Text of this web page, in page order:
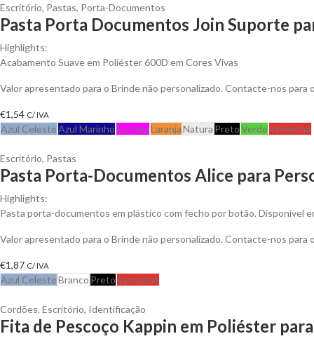
Escritório, Pastas, Porta-Documentos
Pasta Porta Documentos Join Suporte
Highlights:
Acabamento Suave em Poliéster 600D em Cores Vivas
Valor apresentado para o Brinde não personalizado. Contacte-nos
€1,54 C/ IVA
Azul CelesteAzul MarinhoFuchsiaLaranjaNatura PretoVerdeVermelho
Escritório, Pastas
Pasta Porta-Documentos Alice para
Highlights:
Pasta porta-documentos em plástico com fecho por botão. Disponível
Valor apresentado para o Brinde não personalizado. Contacte-nos
€1,87 C/ IVA
Azul CelesteBranco PretoVermelho
Cordões, Escritório, Identificação
Fita de Pescoço Kappin em Poliéster